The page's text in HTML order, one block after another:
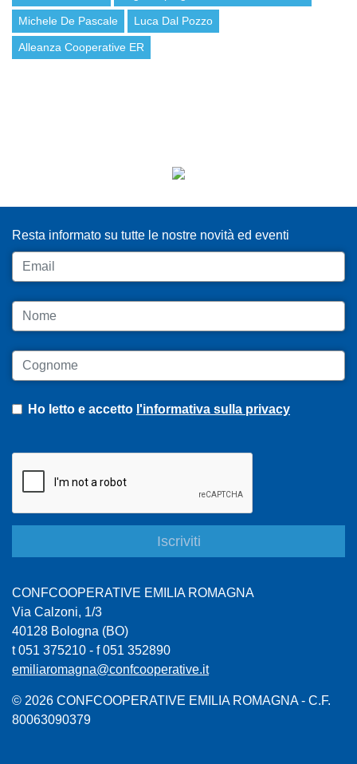
Michele De Pascale Luca Dal Pozzo
Alleanza Cooperative ER
Resta informato su tutte le nostre novità ed eventi
Email
Nome
Cognome
Ho letto e accetto l'informativa sulla privacy
CONFCOOPERATIVE EMILIA ROMAGNA
Via Calzoni, 1/3
40128 Bologna (BO)
t 051 375210 - f 051 352890
emiliaromagna@confcooperative.it
© 2026 CONFCOOPERATIVE EMILIA ROMAGNA - C.F.
80063090379